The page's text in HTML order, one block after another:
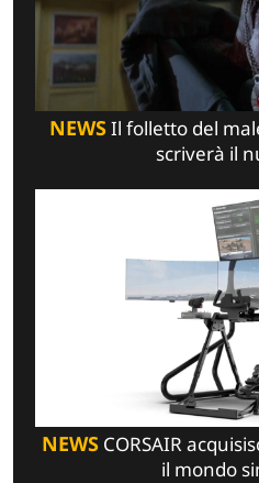
NEWSIl folletto del
scriverà il
NEWSCORSAIR
il mondo